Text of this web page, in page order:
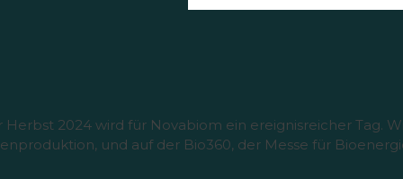
2024 wird für Novabiom ein ereignisreicher Tag.
und auf der Bio360, der Messe für